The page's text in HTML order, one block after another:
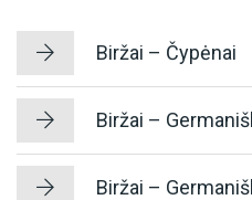
Biržai – Čypėnai
Biržai –
Biržai –